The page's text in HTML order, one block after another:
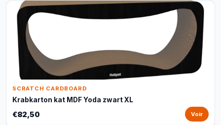
SCRATCH CARDBOARD
Krabkarton kat MDF Yoda zwart XL
€82,50 Voir